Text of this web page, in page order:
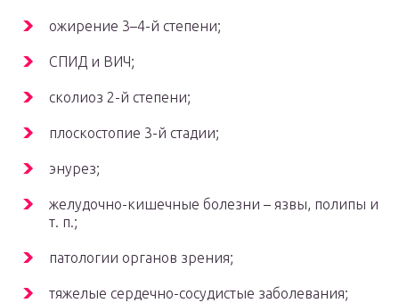
ожирение 3–4-й степени;
СПИД и ВИЧ;
сколиоз 2-й степени;
плоскостопие 3-й стадии;
энурез;
желудочно-кишечные болезни – язвы, полипы и
т. п.;
патологии органов зрения;
тяжелые сердечно-сосудистые заболевания;